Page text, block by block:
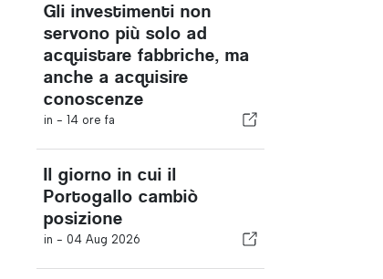
Gli investimenti non
servono più solo ad
acquistare fabbriche, ma
anche a acquisire
conoscenze
in - 14 ore fa
Il giorno in cui il
Portogallo cambiò
posizione
in - 04 Aug 2026